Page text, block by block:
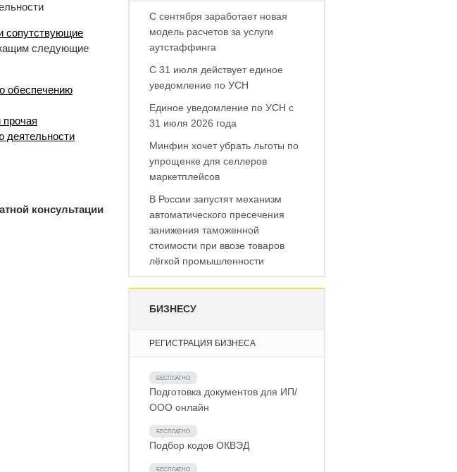
сопутствующие
следующие
обеспечению
прочая
деятельности
консультации
С сентября заработает новая
модель расчетов за услуги
аутстаффинга
С 31 июля действует единое
уведомление по УСН
Единое уведомление по УСН с
31 июля 2026 года
Минфин хочет убрать льготы по
упрощенке для селлеров
маркетплейсов
В России запустят механизм
автоматического пресечения
занижения таможенной
стоимости при ввозе товаров
лёгкой промышленности
БИЗНЕСУ
РЕГИСТРАЦИЯ БИЗНЕСА
Подготовка документов для ИП/
ООО онлайн
Подбор кодов ОКВЭД